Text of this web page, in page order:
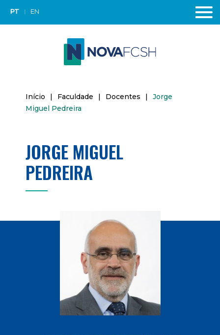
PT EN
Início | Faculdade | Docentes |
Jorge
Miguel Pedreira
JORGE MIGUEL
PEDREIRA